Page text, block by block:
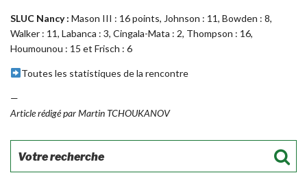
SLUC Nancy : Mason III : 16 points, Johnson : 11, Bowden : 8,
Walker : 11, Labanca : 3, Cingala-Mata : 2, Thompson : 16,
Houmounou : 15 et Frisch : 6
Toutes les statistiques de la rencontre
—
Article rédigé par Martin TCHOUKANOV